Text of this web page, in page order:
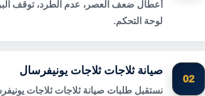
أعطال ضعف العصر، عدم الطرد، توقف
لوحة التحكم.
02
صيانة ثلاجات ثلاجات يونيفرسال
نستقبل طلبات صيانة ثلاجات ثلاجات